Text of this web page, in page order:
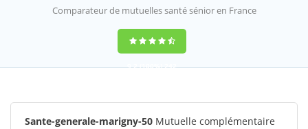
Comparateur de mutuelles santé sénior en France
9,2(100%)242
Sante-generale-marigny-50 Mutuelle complémentaire